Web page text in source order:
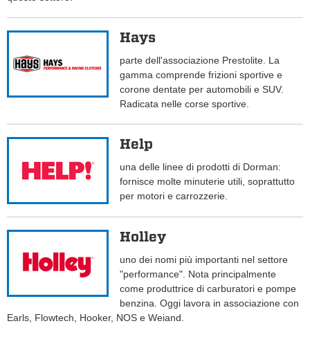
Hays
parte dell'associazione Prestolite. La
gamma comprende frizioni sportive e
corone dentate per automobili e SUV.
Radicata nelle corse sportive.
Help
una delle linee di prodotti di Dorman:
fornisce molte minuterie utili, soprattutto
per motori e carrozzerie.
Holley
uno dei nomi più importanti nel settore
"performance". Nota principalmente
come produttrice di carburatori e pompe
benzina. Oggi lavora in associazione con
Earls, Flowtech, Hooker, NOS e Weiand.